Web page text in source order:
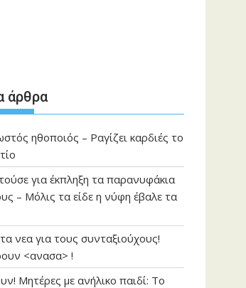
άρθρα
ηθοποιός – Ραγίζει καρδιές το
για έκπληξη τα παρανυφάκια
– Μόλις τα είδε η νύφη έβαλε τα
νεα για τους συνταξιούχους!
<ανασα> !
Μητέρες με ανήλικο παιδί: Το